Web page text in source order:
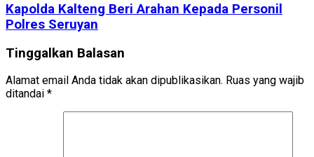
Kapolda Kalteng Beri Arahan Kepada Personil
Polres Seruyan
Tinggalkan Balasan
Alamat email Anda tidak akan dipublikasikan. Ruas yang wajib
ditandai *